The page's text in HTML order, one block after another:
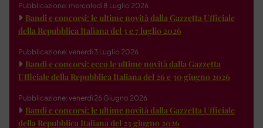
Pubblicazione: mercoledì 8 Luglio 2026
Bandi e concorsi: le ultime novità dalla Gazzetta Ufficiale
della Repubblica Italiana del 3 e 7 luglio 2026
Pubblicazione: venerdì 3 Luglio 2026
Bandi e concorsi: ecco le ultime novità dalla Gazzetta
Ufficiale della Repubblica Italiana del 26 e 30 giugno 2026
Pubblicazione: venerdì 26 Giugno 2026
Bandi e concorsi: le ultime novità dalla Gazzetta Ufficiale
della Repubblica Italiana del 23 giugno 2026